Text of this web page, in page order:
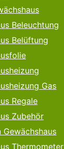
Beleuchtung
Belüftung
Gas
Regale
Zubehör
Thermometer